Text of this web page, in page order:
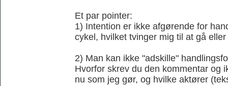
Et par pointer:
1) Intention er ikke afgørende for
cykel, hvilket tvinger mig til at gå
2) Man kan ikke "adskille"
Hvorfor skrev du den kommentar og
nu som jeg gør, og hvilke aktører